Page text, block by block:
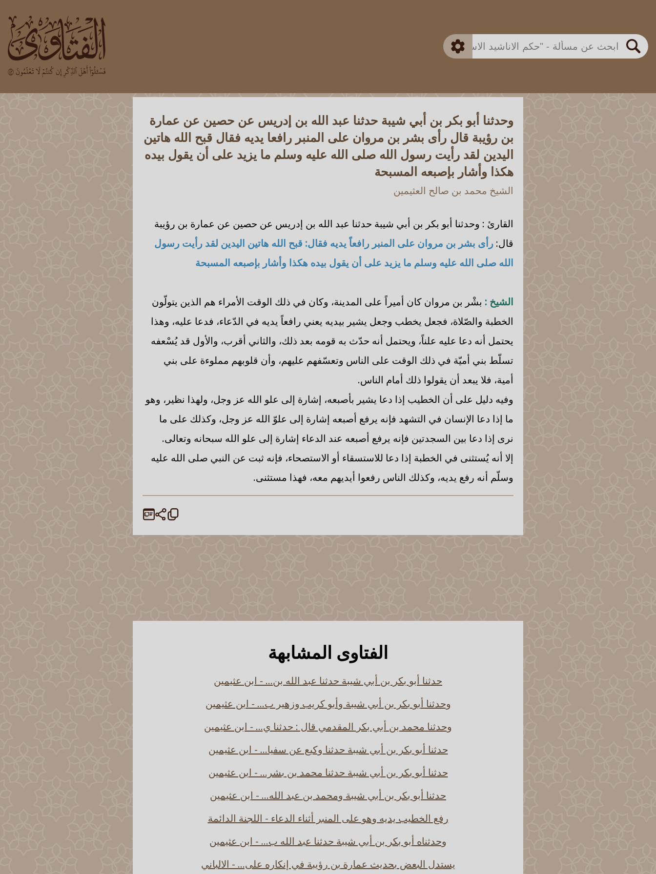
بحث
اللجنة الدائمة
متقدم
وحدثنا أبو بكر بن أبي شيبة حدثنا عبد الله بن إدريس عن حصين عن عمارة
بن رؤيبة قال رأى بشر بن مروان على المنبر رافعا يديه فقال قبح الله هاتين
اليدين لقد رأيت رسول الله صلى الله عليه وسلم ما يزيد على أن يقول بيده
هكذا وأشار بإصبعه المسبحة
الشيخ محمد بن صالح العثيمين
القارئ : وحدثنا أبو بكر بن أبي شيبة حدثنا عبد الله بن إدريس عن حصين عن عمارة بن رؤيبة
قال: رأى بشر بن مروان على المنبر رافعاً يديه فقال: قبح الله هاتين اليدين لقد رأيت رسول
الله صلى الله عليه وسلم ما يزيد على أن يقول بيده هكذا وأشار بإصبعه المسبحة
الشيخ : بشْر بن مروان كان أميراً على المدينة، وكان في ذلك الوقت الأمراء هم الذين يتولّون
الخطبة والصّلاة، فجعل يخطب وجعل يشير بيديه يعني رافعاً يديه في الدّعاء، فدعا عليه، وهذا
يحتمل أنه دعا عليه علناً، ويحتمل أنه حدّث به قومه بعد ذلك، والثاني أقرب، والأول قد يُسْعفه
تسلّط بني أميّة في ذلك الوقت على الناس وتعسّفهم عليهم، وأن قلوبهم مملوءة على بني
أمية، فلا يبعد أن يقولوا ذلك أمام الناس.
وفيه دليل على أن الخطيب إذا دعا يشير بأصبعه، إشارة إلى علو الله عز وجل، ولهذا نظير، وهو
ما إذا دعا الإنسان في التشهد فإنه يرفع أصبعه إشارة إلى علوّ الله عز وجل، وكذلك على ما
نرى إذا دعا بين السجدتين فإنه يرفع أصبعه عند الدعاء إشارة إلى علو الله سبحانه وتعالى.
إلا أنه يُستثنى في الخطبة إذا دعا للاستسقاء أو الاستصحاء، فإنه ثبت عن النبي صلى الله عليه
وسلّم أنه رفع يديه، وكذلك الناس رفعوا أيديهم معه، فهذا مستثنى.
الفتاوى المشابهة
حدثنا أبو بكر بن أبي شيبة حدثنا عبد الله بن... - ابن عثيمين
وحدثنا أبو بكر بن أبي شيبة وأبو كريب وزهير ب... - ابن عثيمين
وحدثنا محمد بن أبي بكر المقدمي قال : حدثنا ي... - ابن عثيمين
حدثنا أبو بكر بن أبي شيبة حدثنا وكيع عن سفيا... - ابن عثيمين
حدثنا أبو بكر بن أبي شيبة حدثنا محمد بن بشر... - ابن عثيمين
حدثنا أبو بكر بن أبي شيبة ومحمد بن عبد الله... - ابن عثيمين
رفع الخطيب يديه وهو على المنبر أثناء الدعاء - اللجنة الدائمة
وحدثناه أبو بكر بن أبي شيبة حدثنا عبد الله ب... - ابن عثيمين
يستدل البعض بحديث عمارة بن رؤيبة في إنكاره على... - الالباني